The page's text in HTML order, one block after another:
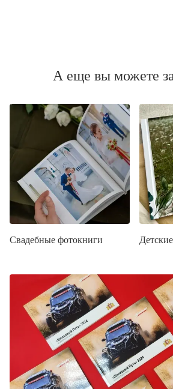
А еще вы можете
Свадебные фотокниги